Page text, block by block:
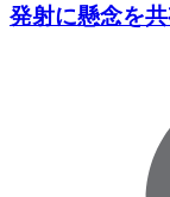
発射に懸念を